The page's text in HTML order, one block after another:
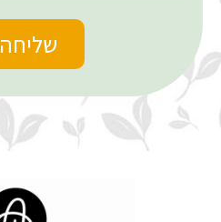
שליחה